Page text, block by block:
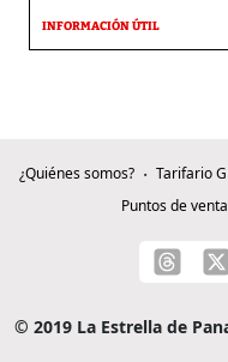
INFORMACIÓN ÚTIL
¿Quiénes somos? Tarifario
Puntos de venta
© 2019 La Estrella de